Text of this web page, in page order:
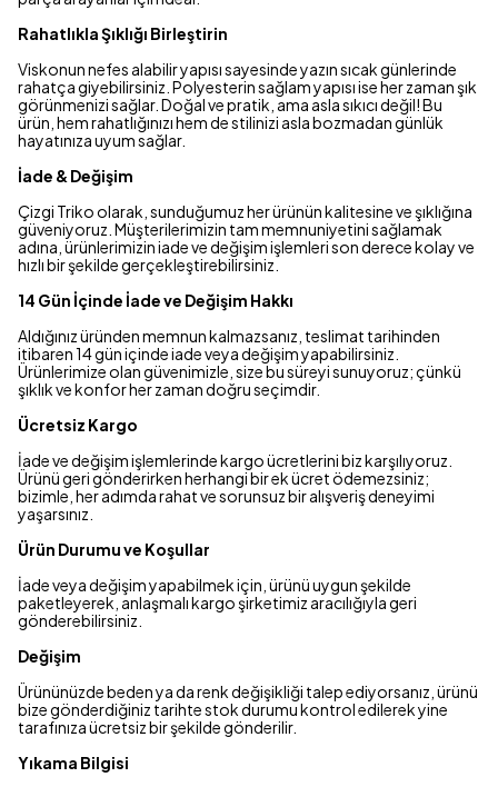
Rahatlıkla Şıklığı Birleştirin
Viskonun nefes alabilir yapısı sayesinde yazın sıcak günlerinde
rahatça giyebilirsiniz. Polyesterin sağlam yapısı ise her zaman şık
görünmenizi sağlar. Doğal ve pratik, ama asla sıkıcı değil! Bu
ürün, hem rahatlığınızı hem de stilinizi asla bozmadan günlük
hayatınıza uyum sağlar.
İade & Değişim
Çizgi Triko olarak, sunduğumuz her ürünün kalitesine ve şıklığına
güveniyoruz. Müşterilerimizin tam memnuniyetini sağlamak
adına, ürünlerimizin iade ve değişim işlemleri son derece kolay ve
hızlı bir şekilde gerçekleştirebilirsiniz.
14 Gün İçinde İade ve Değişim Hakkı
Aldığınız üründen memnun kalmazsanız, teslimat tarihinden
itibaren 14 gün içinde iade veya değişim yapabilirsiniz.
Ürünlerimize olan güvenimizle, size bu süreyi sunuyoruz; çünkü
şıklık ve konfor her zaman doğru seçimdir.
Ücretsiz Kargo
İade ve değişim işlemlerinde kargo ücretlerini biz karşılıyoruz.
Ürünü geri gönderirken herhangi bir ek ücret ödemezsiniz;
bizimle, her adımda rahat ve sorunsuz bir alışveriş deneyimi
yaşarsınız.
Ürün Durumu ve Koşullar
İade veya değişim yapabilmek için, ürünü uygun şekilde
paketleyerek, anlaşmalı kargo şirketimiz aracılığıyla geri
gönderebilirsiniz.
Değişim
Ürününüzde beden ya da renk değişikliği talep ediyorsanız, ürünü
bize gönderdiğiniz tarihte stok durumu kontrol edilerek yine
tarafınıza ücretsiz bir şekilde gönderilir.
Yıkama Bilgisi